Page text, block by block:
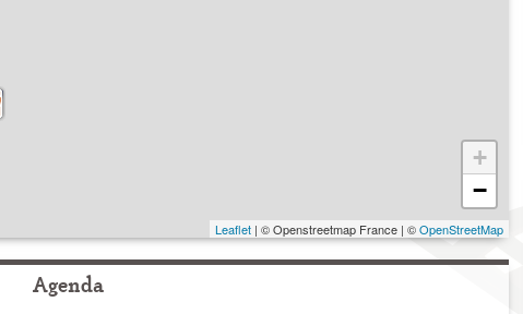
+
−
Leaflet| © Openstreetmap France | ©OpenStreetMap
Agenda